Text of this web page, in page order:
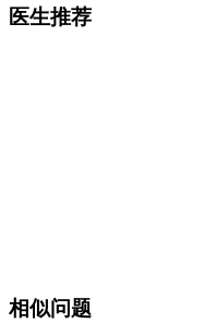
医生推荐
相似问题